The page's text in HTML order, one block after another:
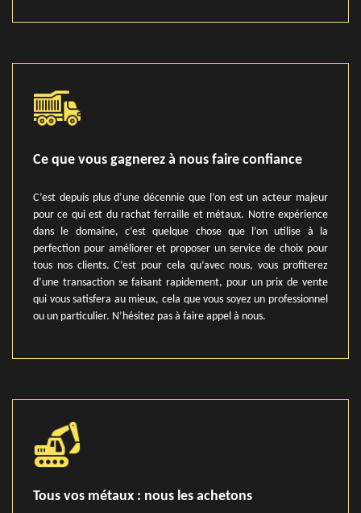
Ce que vous gagnerez à nous faire confiance
C’est depuis plus d’une décennie que l’on est un acteur majeur
pour ce qui est du rachat ferraille et métaux. Notre expérience
dans le domaine, c’est quelque chose que l’on utilise à la
perfection pour améliorer et proposer un service de choix pour
tous nos clients. C’est pour cela qu’avec nous, vous profiterez
d’une transaction se faisant rapidement, pour un prix de vente
qui vous satisfera au mieux, cela que vous soyez un professionnel
ou un particulier. N’hésitez pas à faire appel à nous.
Tous vos métaux : nous les achetons